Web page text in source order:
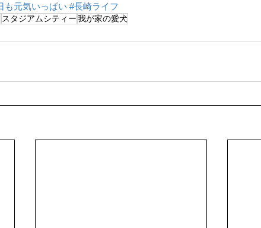
も元気いっぱい #長崎ライフ
スタジアムシティー 我が家の愛犬